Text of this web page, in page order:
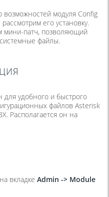
модуля Config
его установку.
мини-патч, позволяющий
файлы.
удобного и быстрого
файлов Asterisk
Располагается он на
вкладке Admin -> Module